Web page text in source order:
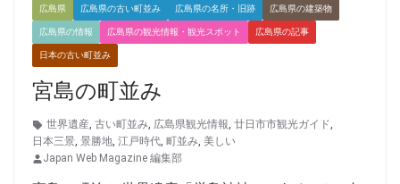
広島県 広島県の古い町並み 広島県の名所・旧跡 広島県の建築物
広島県の情報 広島県の観光情報・観光スポット 広島県の記事
日本の古い町並み
宮島の町並み
世界遺産, 古い町並み, 広島県観光情報, 廿日市市観光ガイド,
日本三景, 景勝地, 江戸時代, 町並み, 美しい
Japan Web Magazine 編集部